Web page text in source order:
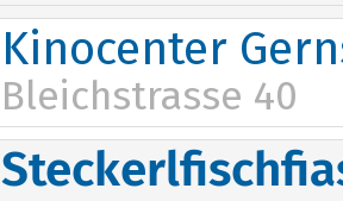
Kinocenter
Bleichstrasse 40
20:30